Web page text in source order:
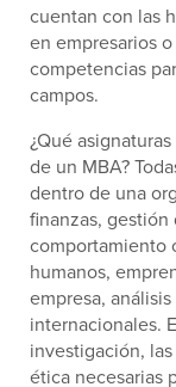
cuentan con las
en empresarios
competencias
campos.
¿Qué
de un MBA?
dentro de una
finanzas,
comportamiento
humanos,
empresa,
internacionales.
investigación,
ética necesarias